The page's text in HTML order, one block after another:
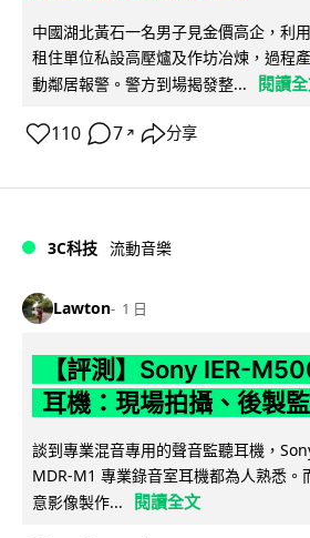
中國湖北黃石一名男子見金價高企，利
租住單位私設高壓爐及作坊冶煉，過程
動鄰居報警。警方到場揭發整...
閱讀
110 7 ↗ 分享
3C科技 流動音樂
Lawton 1 日
【評測】Sony IER-
耳機：現場拍攝、後製
談到專業混音專用的聲音監聽耳機，
MDR-M1 專業錄音室耳機都為人熟悉。
意影像製作...
閱讀全文